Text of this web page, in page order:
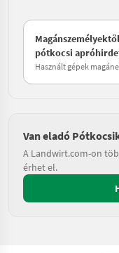
pótkocsi
Használt gépek
Van eladó
A Landwirt.com-on
érhet el.